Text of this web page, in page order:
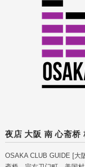
夜店 大阪 南 心斋桥
OSAKA CLUB GUIDE [大